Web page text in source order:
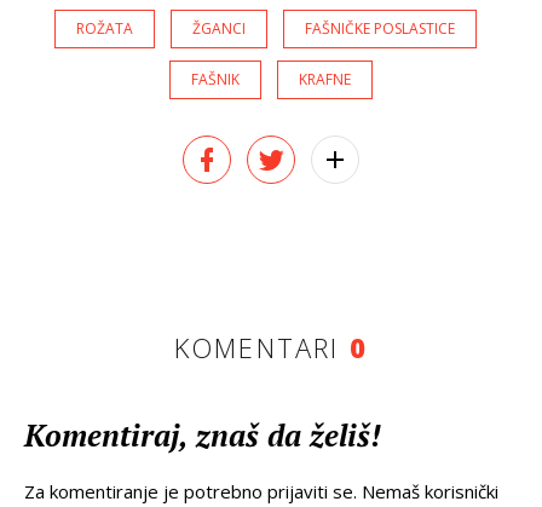
ROŽATA ŽGANCI FAŠNIČKE POSLASTICE
FAŠNIK KRAFNE
KOMENTARI 0
Komentiraj, znaš da želiš!
Za komentiranje je potrebno prijaviti se. Nemaš korisnički